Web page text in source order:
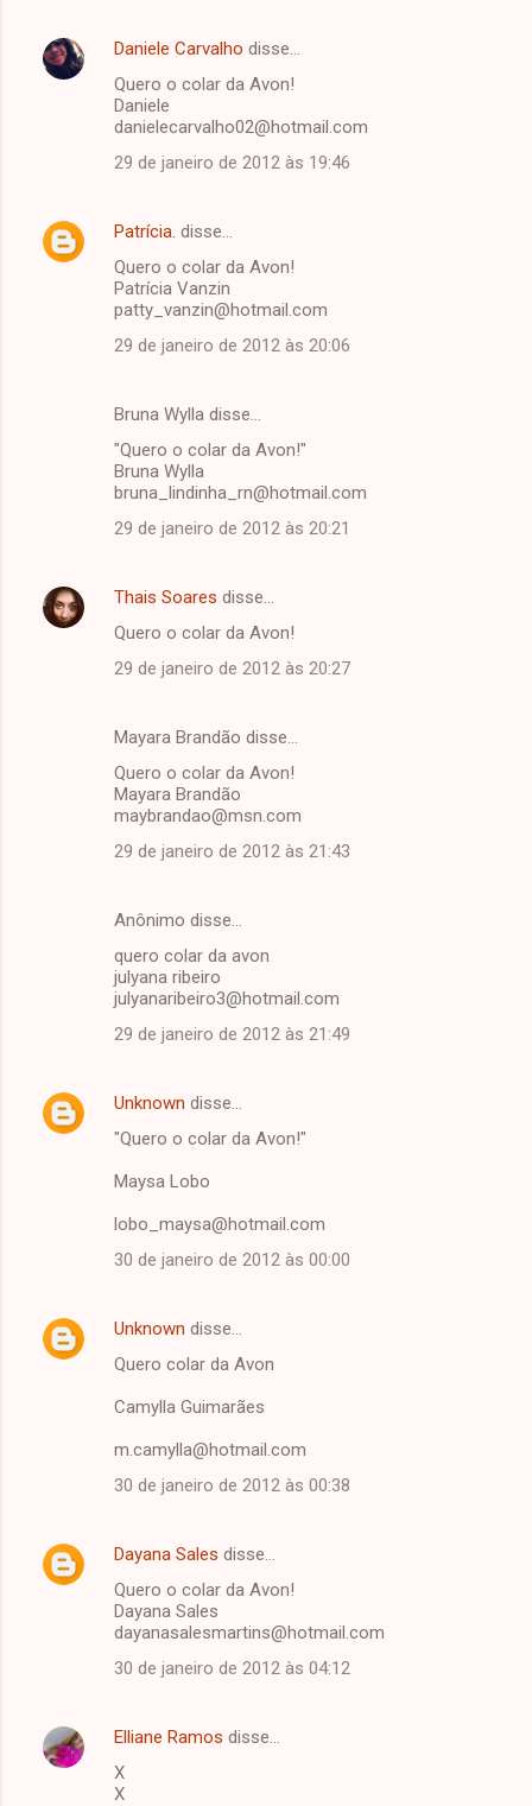
Daniele Carvalho disse…
Quero o colar da Avon!
Daniele
danielecarvalho02@hotmail.com
29 de janeiro de 2012 às 19:46
Patrícia. disse…
Quero o colar da Avon!
Patrícia Vanzin
patty_vanzin@hotmail.com
29 de janeiro de 2012 às 20:06
Bruna Wylla disse…
"Quero o colar da Avon!"
Bruna Wylla
bruna_lindinha_rn@hotmail.com
29 de janeiro de 2012 às 20:21
Thais Soares disse…
Quero o colar da Avon!
29 de janeiro de 2012 às 20:27
Mayara Brandão disse…
Quero o colar da Avon!
Mayara Brandão
maybrandao@msn.com
29 de janeiro de 2012 às 21:43
Anônimo disse…
quero colar da avon
julyana ribeiro
julyanaribeiro3@hotmail.com
29 de janeiro de 2012 às 21:49
Unknown disse…
"Quero o colar da Avon!"
Maysa Lobo
lobo_maysa@hotmail.com
30 de janeiro de 2012 às 00:00
Unknown disse…
Quero colar da Avon
Camylla Guimarães
m.camylla@hotmail.com
30 de janeiro de 2012 às 00:38
Dayana Sales disse…
Quero o colar da Avon!
Dayana Sales
dayanasalesmartins@hotmail.com
30 de janeiro de 2012 às 04:12
Elliane Ramos disse…
X
X